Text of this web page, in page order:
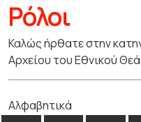
Ρόλοι
Καλώς ήρθατε στην
Αρχείου του Εθνικού
Αλφαβητικά